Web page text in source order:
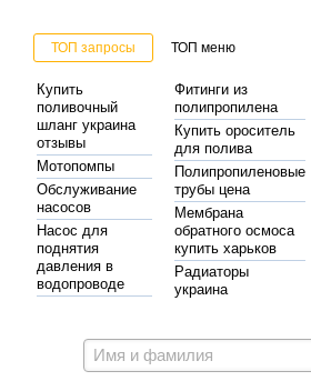
ТОП запросы ТОП меню
Купить
поливочный
шланг украина
отзывы
Мотопомпы
Обслуживание
насосов
Насос для
поднятия
давления в
водопроводе
Насос для
Фитинги из
полипропилена
Купить ороситель
для полива
Полипропиленовые
трубы цена
Мембрана
обратного осмоса
купить харьков
Радиаторы
украина
Пистолет
поливочный
гидроаккумуляторы
автоматика для насосов